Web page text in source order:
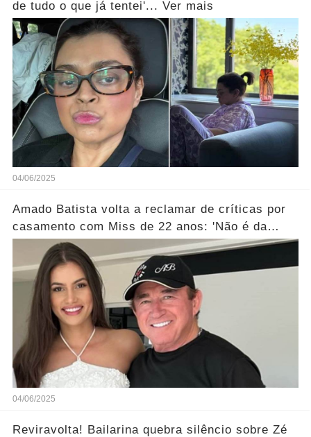
de tudo o que já tentei'... Ver mais
04/06/2025
Amado Batista volta a reclamar de críticas por
casamento com Miss de 22 anos: 'Não é da
conta de ninguém'... Ver mais
04/06/2025
Reviravolta! Bailarina quebra silêncio sobre Zé